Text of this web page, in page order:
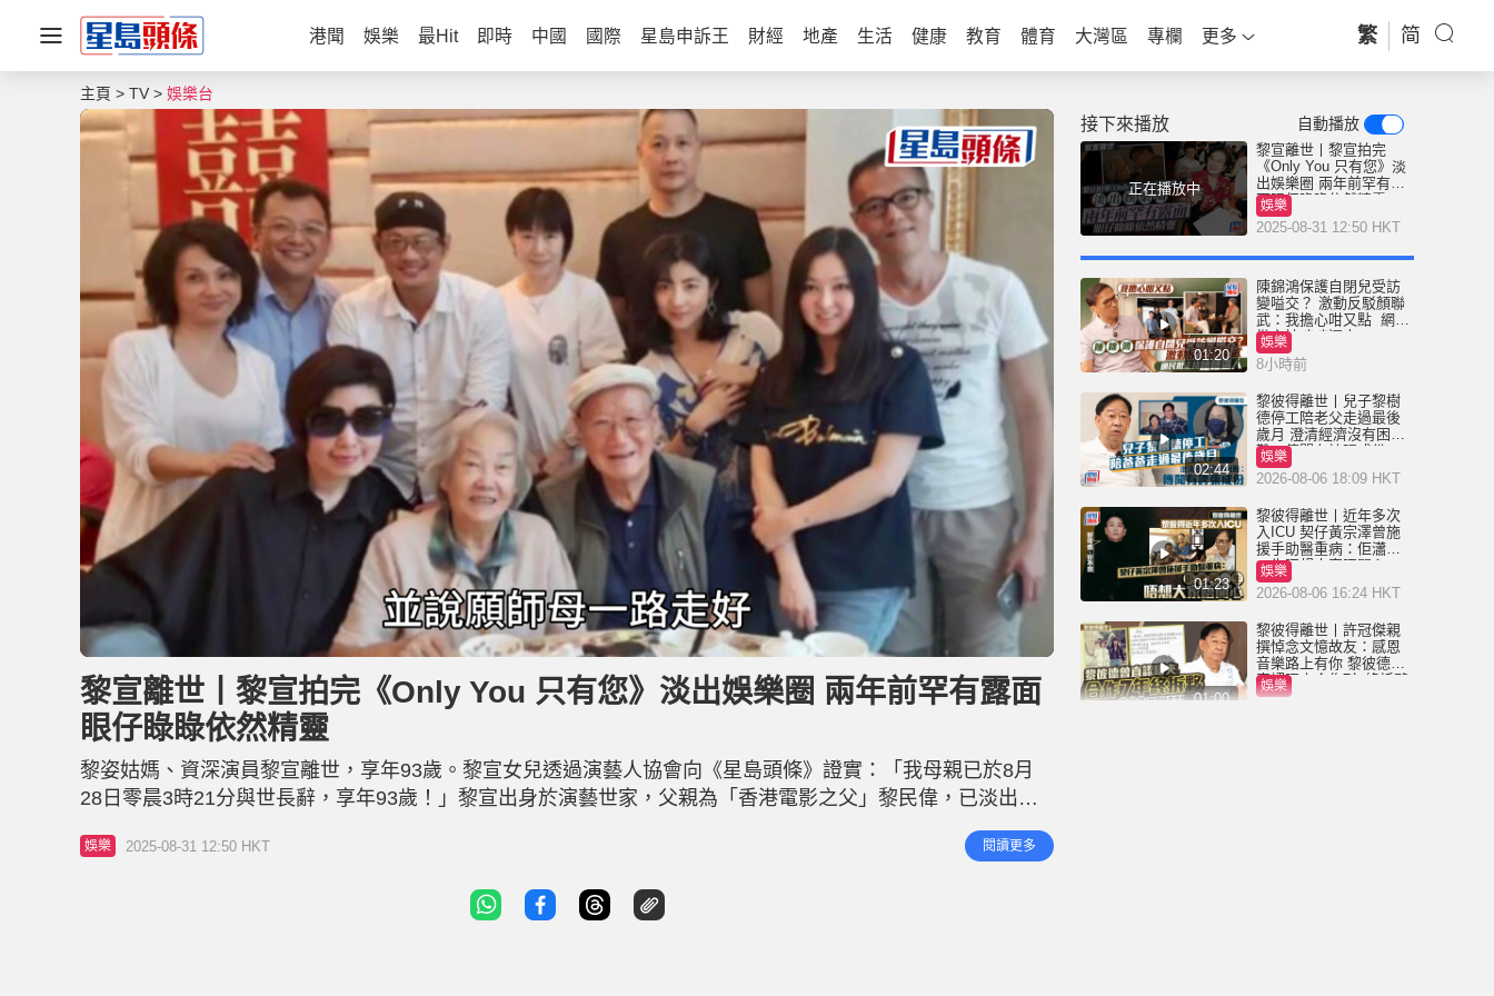
港聞 娛樂 最Hit 即時 中國 國際 星島申訴王 財經 地產 生活 健康 教育 體育 大灣區 專欄 更多 繁 简
主頁 TV 娛樂台
n
u
t
e
L
o
e
d
0
%
黎宣離世丨黎宣拍完《Only You 只有您》淡出娛樂圈 兩年前罕有露面
眼仔睩睩依然精靈
黎姿姑媽、資深演員黎宣離世，享年93歲。黎宣女兒透過演藝人協會向《星島頭條》證實：「我母親已於8月
28日零晨3時21分與世長辭，享年93歲！」黎宣出身於演藝世家，父親為「香港電影之父」黎民偉，已淡出娛
圈的黎姿（現名馬黎珈而）是她的姪女，早於上世紀50年代已活躍影壇，自2010年拍完《Only You 只有您》便
淡出娛樂圈。 淡出多年的黎宣專心享受家庭生活， 對上一次現身，已經是2019年，當時黎宣
娛樂 2025-08-31 12:50 HKT 閱讀更多
接下來播放 自動播放
正在播放中
黎宣離世丨黎宣拍完
《Only You 只有您》淡
出娛樂圈 兩年前罕有露
面眼仔睩睩依然精靈
娛樂
2025-08-31 12:50 HKT
01:20
陳錦鴻保護自閉兒受訪
變嗌交？ 激動反駁顏聯
武：我擔心咁又點 網民
批主持咄咄逼人
娛樂
8小時前
02:44
黎彼得離世丨兒子黎樹
德停工陪老父走過最後
歲月 澄清經濟沒有困
難：傳聞有誇張成份
娛樂
2026-08-06 18:09 HKT
01:23
黎彼得離世丨近年多次
入ICU 契仔黃宗澤曾施
援手助醫重病：佢瀟灑
一生唔想大家唔開心
娛樂
2026-08-06 16:24 HKT
01:00
黎彼得離世丨許冠傑親
撰悼念文憶故友：感恩
音樂路上有你 黎彼德曾
直認唔夾合作7年終拆夥
娛樂